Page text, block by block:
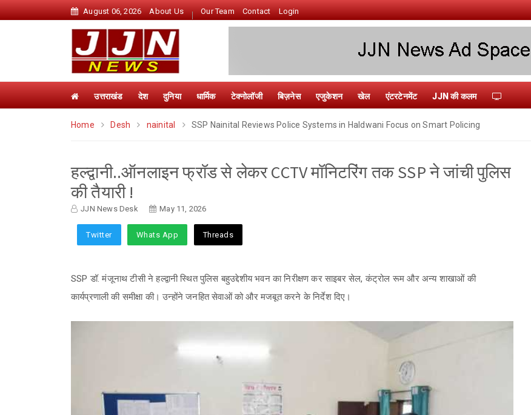
August 06, 2026 About Us Our Team Contact Login
उत्तराखंड देश दुनिया धार्मिक टेक्नोलॉजी बिज़नेस एजुकेशन खेल एंटरटेनमेंट JJN की कलम
Home Desh nainital SSP Nainital Reviews Police Systems in Haldwani Focus on Smart Policing
हल्द्वानी..ऑनलाइन फ्रॉड से लेकर CCTV मॉनिटरिंग तक SSP ने जांची पुलिस
की तैयारी !
JJN News Desk May 11, 2026
Twitter Whats App Threads
SSP डॉ. मंजूनाथ टीसी ने हल्द्वानी स्थित पुलिस बहुउद्देशीय भवन का निरीक्षण कर साइबर सेल, कंट्रोल रूम और अन्य शाखाओं की
कार्यप्रणाली की समीक्षा की। उन्होंने जनहित सेवाओं को और मजबूत करने के निर्देश दिए।